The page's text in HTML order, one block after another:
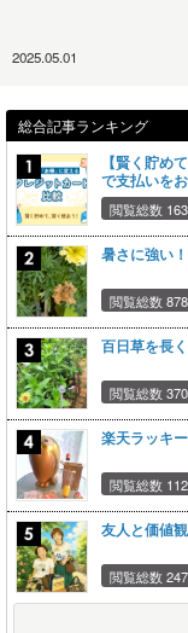
2025.05.01
総合記事ランキング
【賢く貯め
で支払いを
閲覧総数
暑さに強い
閲覧総数
百日草を長
閲覧総数
楽天ラッキ
閲覧総数
友人と価値
閲覧総数